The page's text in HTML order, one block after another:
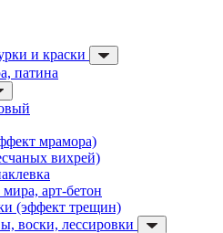
и краски
патина
мрамора)
вихрей)
мира, арт-бетон
(эффект трещин)
воски, лессировки